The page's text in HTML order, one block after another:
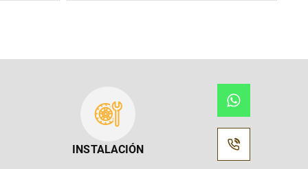
INSTALACIÓN